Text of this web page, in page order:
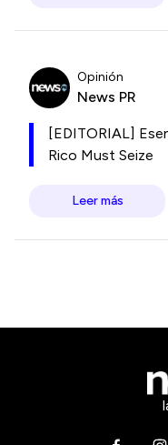
Opinión
News PR
[EDITORIAL]
Rico Must Seize
Leer más